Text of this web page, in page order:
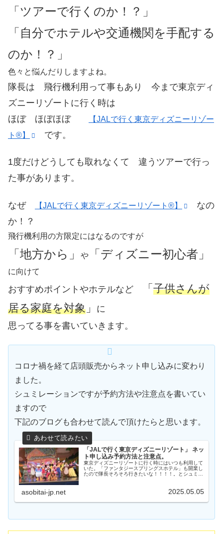
「ツアーで行くのか！？」
「自分でホテルや交通機関を手配する
のか！？」
色々と悩んだりしますよね。
隊長は 飛行機利用って事もあり 今まで東京ディ
ズニーリゾートに行く時は
ほぼ ほぼほぼ
【JALで行く東京ディズニーリゾー
ト®】
です。
1度だけどうしても取れなくて 違うツアーで行っ
た事があります。
なぜ 【JALで行く東京ディズニーリゾート®】
なの
か！？
飛行機利用の方限定にはなるのですが
「地方から」 や 「ディズニー初心者」
に向けて
おすすめポイントやホテルなど 「 子供さんが
居る家庭を対象 」
に
思ってる事を書いていきます。
コロナ禍を経て店頭販売からネット申し込みに変わり
ました。
シュミレーションですが予約方法や注意点を書いてい
ますので
下記のブログも合わせて読んで頂けたらと思います。
「JALで行く東京ディズニーリゾート」 ネッ
ト申し込み予約方法と注意点。
東京ディズニーリゾートに行く時にはいつも利用して
いた。「ファンタジースプリングスホテル」も開業し
たので隊長そろそろ行きたいな！！！！。とシュミレ
asobitai-jp.net 2025.05.05